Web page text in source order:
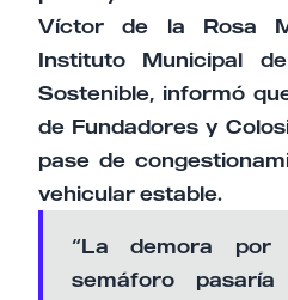
Víctor de la Rosa
Instituto Municipal
Sostenible, informó
de Fundadores y
pase de
vehicular estable.
“La demora
semáforo